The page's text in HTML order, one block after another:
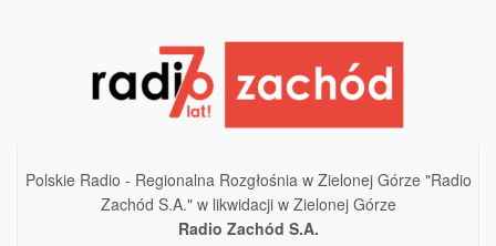
Polskie Radio - Regionalna Rozgłośnia w Zielonej Górze "Radio
Zachód S.A." w likwidacji w Zielonej Górze
Radio Zachód S.A.